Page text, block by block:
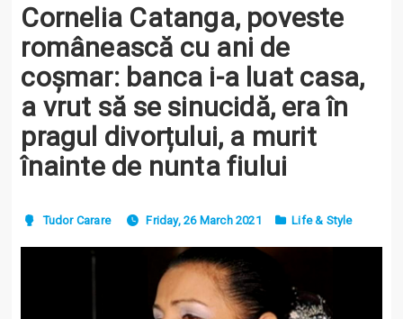
Cornelia Catanga, poveste
românească cu ani de
coșmar: banca i-a luat casa,
a vrut să se sinucidă, era în
pragul divorțului, a murit
înainte de nunta fiului
Tudor Carare Friday, 26 March 2021 Life & Style